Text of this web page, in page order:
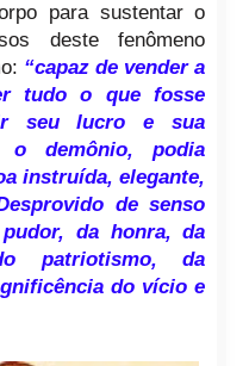
para sustentar o
deste fenômeno
“capaz de vender a
tudo o que fosse
seu lucro e sua
o demônio, podia
instruída, elegante,
de senso
da honra, da
patriotismo, da
do vício e